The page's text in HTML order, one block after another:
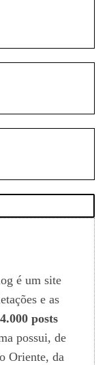
é um site
e as
posts
possui, de
Oriente, da